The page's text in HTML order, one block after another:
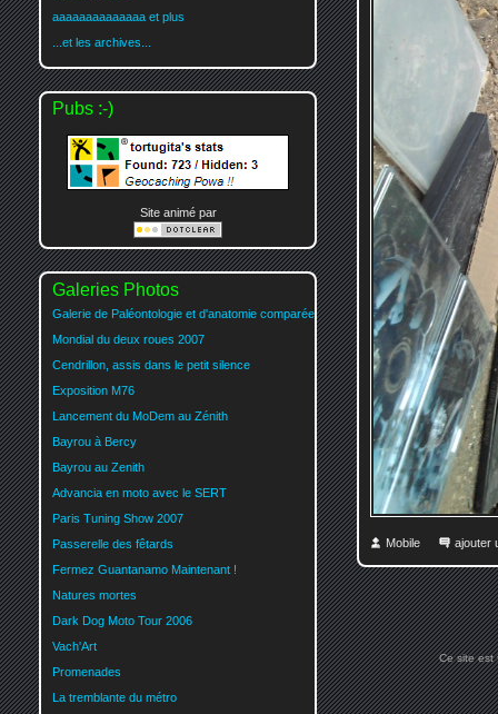
Mobile ajouter
aaaaaaaaaaaaaa et plus
...et les archives...
Pubs :-)
Site animé par
Galeries Photos
Galerie de Paléontologie et d'anatomie comparée
Mondial du deux roues 2007
Cendrillon, assis dans le petit silence
Exposition M76
Lancement du MoDem au Zénith
Bayrou à Bercy
Bayrou au Zenith
Advancia en moto avec le SERT
Paris Tuning Show 2007
Passerelle des fêtards
Fermez Guantanamo Maintenant !
Natures mortes
Dark Dog Moto Tour 2006
Vach'Art
Promenades
La tremblante du métro
Ce site est